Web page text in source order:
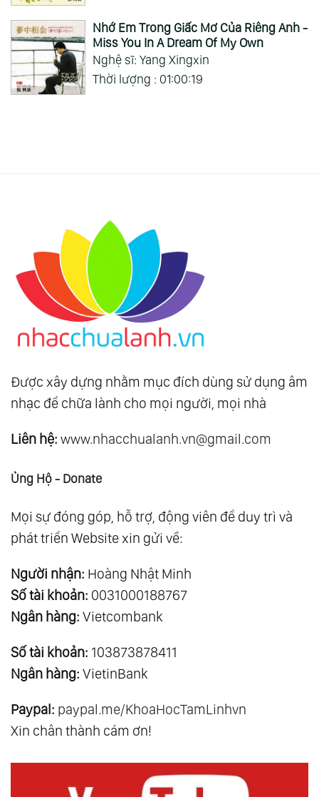
Nhớ Em Trong Giấc Mơ Của Riêng Anh -
Miss You In A Dream Of My Own
Nghệ sĩ: Yang Xingxin
Thời lượng : 01:00:19
Được xây dựng nhằm mục đích dùng sử dụng âm
nhạc để chữa lành cho mọi người, mọi nhà
Liên hệ: www.nhacchualanh.vn@gmail.com
Ủng Hộ - Donate
Mọi sự đóng góp, hỗ trợ, động viên để duy trì và
phát triển Website xin gửi về:
Người nhận: Hoàng Nhật Minh
Số tài khoản: 0031000188767
Ngân hàng: Vietcombank
Số tài khoản: 103873878411
Ngân hàng: VietinBank
Paypal: paypal.me/KhoaHocTamLinhvn
Xin chân thành cám ơn!